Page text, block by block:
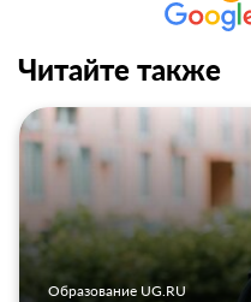
Читайте также
Образование UG.RU